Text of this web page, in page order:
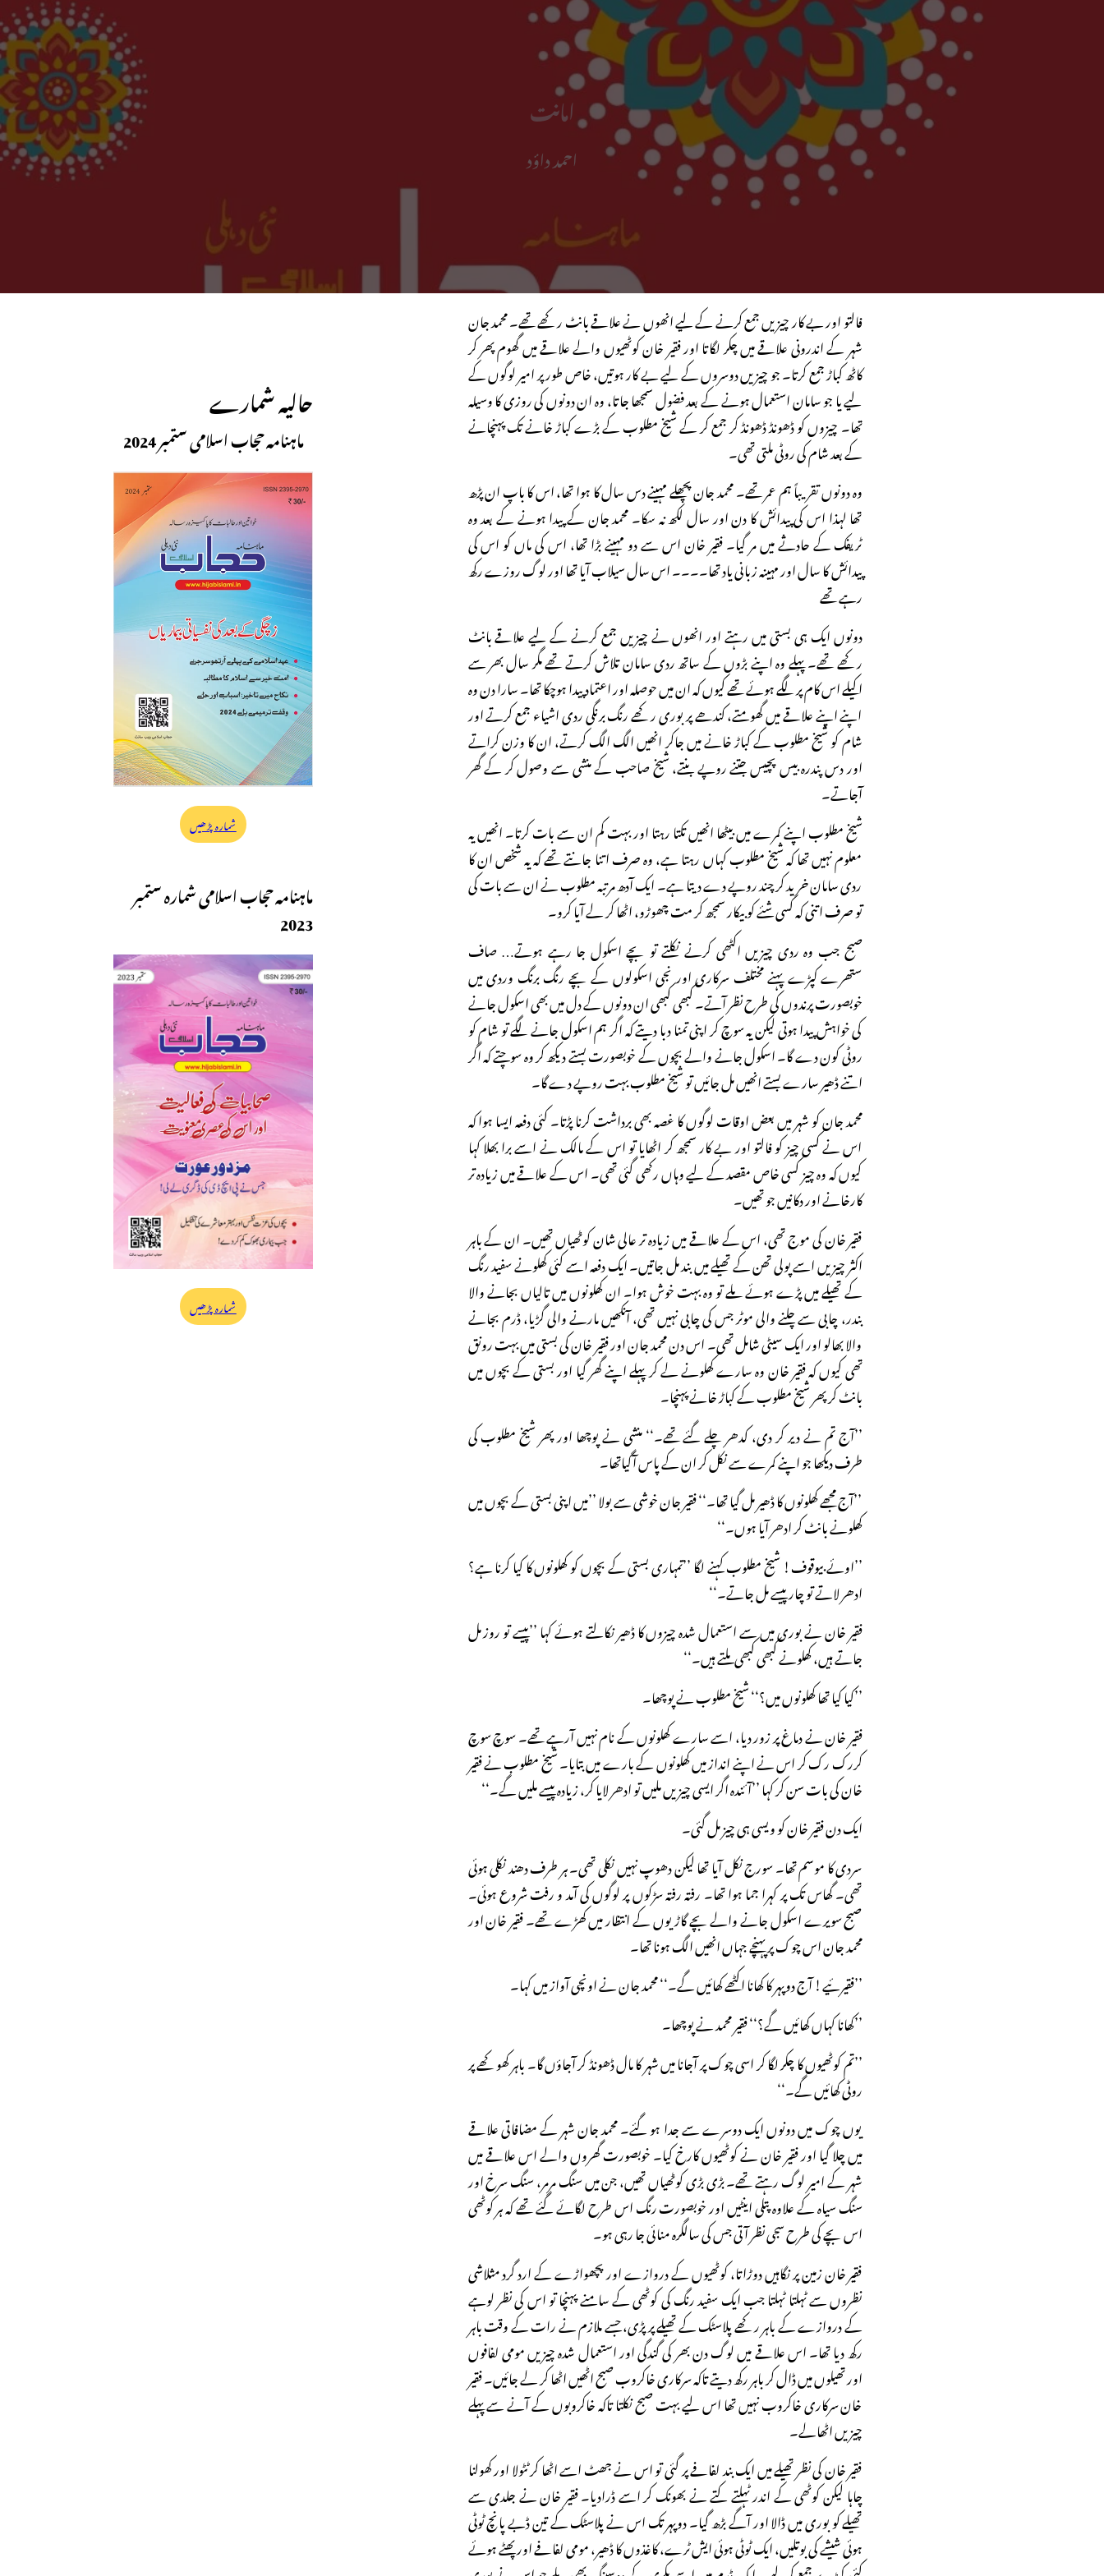
امانت
احمد داؤد
فالتو اور بے کار چیزیں جمع کرنے کے لیے انھوں نے علاقے بانٹ رکھے تھے۔ محمد جان
شہر کے اندرونی علاقے میں چکر لگاتا اور فقیر خان کوٹھیوں والے علاقے میں گھوم پھر کر
کاٹھ کباڑ جمع کرتا۔ جو چیزیں دوسروں کے لیے بے کار ہوتیں، خاص طور پر امیر لوگوں کے
لیے یا جو سامان استعمال ہونے کے بعد فضول سمجھا جاتا، وہ ان دونوں کی روزی کا وسیلہ
تھا۔ چیزوں کو ڈھونڈ ڈھونڈ کر جمع کر کے شیخ مطلوب کے بڑے کباڑ خانے تک پہنچانے
کے بعد شام کی روٹی ملتی تھی۔
وہ دونوں تقریباً ہم عمر تھے۔ محمد جان پچھلے مہینے دس سال کا ہوا تھا، اس کا باپ ان پڑھ
تھا لہذا اس کی پیدائش کا دن اور سال لکھ نہ سکا۔ محمد جان کے پیدا ہونے کے بعد وہ
ٹریفک کے حادثے میں مر گیا۔ فقیر خان اس سے دو مہینے بڑا تھا، اس کی ماں کو اس کی
پیدائش کا سال اور مہینہ زبانی یاد تھا۔۔۔۔ اس سال سیلاب آیا تھا اور لوگ روزے رکھ
رہے تھے
دونوں ایک ہی بستی میں رہتے اور انھوں نے چیزیں جمع کرنے کے لیے علاقے بانٹ
رکھے تھے۔ پہلے وہ اپنے بڑوں کے ساتھ ردی سامان تلاش کرتے تھے مگر سال بھر سے
اکیلے اس کام پر لگے ہوئے تھے کیوں کہ ان میں حوصلہ اور اعتماد پیدا ہوچکا تھا۔ سارا دن وہ
اپنے اپنے علاقے میں گھومتے، کندھے پر بوری رکھے رنگ برنگی ردی اشیاء جمع کرتے اور
شام کو شیخ مطلوب کے کباڑ خانے میں جاکر انھیں الگ الگ کرتے، ان کا وزن کراتے
اور دس پندرہ بیس پچیس جتنے روپے بنتے، شیخ صاحب کے منشی سے وصول کر کے گھر
آجاتے۔
شیخ مطلوب اپنے کمرے میں بیٹھا انھیں تکتا رہتا اور بہت کم ان سے بات کرتا۔ انھیں یہ
معلوم نہیں تھا کہ شیخ مطلوب کہاں رہتا ہے، وہ صرف اتنا جانتے تھے کہ یہ شخص ان کا
ردی سامان خرید کر چند روپے دے دیتا ہے۔ ایک آدھ مرتبہ مطلوب نے ان سے بات کی
تو صرف اتنی کہ کسی شئے کو بیکار سمجھ کر مت چھوڑو، اٹھا کر لے آیا کرو۔
صبح جب وہ ردی چیزیں اکٹھی کرنے نکلتے تو بچے اسکول جا رہے ہوتے… صاف
ستھرے کپڑے پہنے مختلف سرکاری اور نجی اسکولوں کے بچے رنگ برنگ وردی میں
خوبصورت پرندوں کی طرح نظر آتے۔ کبھی کبھی ان دونوں کے دل میں بھی اسکول جانے
کی خواہش پیدا ہوتی لیکن یہ سوچ کر اپنی تمنا دبا دیتے کہ اگر ہم اسکول جانے لگے تو شام کو
روٹی کون دے گا۔ اسکول جانے والے بچوں کے خوبصورت بستے دیکھ کر وہ سوچتے کہ اگر
اتنے ڈھیر سارے بستے انھیں مل جائیں تو شیخ مطلوب بہت روپے دے گا۔
محمد جان کو شہر میں بعض اوقات لوگوں کا غصہ بھی برداشت کرنا پڑتا۔ کئی دفعہ ایسا ہوا کہ
اس نے کسی چیز کو فالتو اور بے کار سمجھ کر اٹھایا تو اس کے مالک نے اسے برا بھلا کہا
کیوں کہ وہ چیز کسی خاص مقصد کے لیے وہاں رکھی گئی تھی۔ اس کے علاقے میں زیادہ تر
کارخانے اور دکانیں جو تھیں۔
فقیر خان کی موج تھی، اس کے علاقے میں زیادہ تر عالی شان کوٹھیاں تھیں۔ ان کے باہر
اکثر چیزیں اسے پولی تھن کے تھیلے میں بند مل جاتیں۔ ایک دفعہ اسے کئی کھلونے سفید رنگ
کے تھیلے میں پڑے ہوئے ملے تو وہ بہت خوش ہوا۔ ان کھلونوں میں تالیاں بجانے والا
بندر، چابی سے چلنے والی موٹر جس کی چابی نہیں تھی، آنکھیں مارنے والی گڑیا، ڈرم بجانے
والا بھالو اور ایک سیٹی شامل تھی۔ اس دن محمد جان اور فقیر خان کی بستی میں بہت رونق
تھی کیوں کہ فقیر خان وہ سارے کھلونے لے کر پہلے اپنے گھر گیا اور بستی کے بچوں میں
بانٹ کر پھر شیخ مطلوب کے کباڑ خانے پہنچا۔
’’آج تم نے دیر کر دی، کدھر چلے گئے تھے۔‘‘ منشی نے پوچھا اور پھر شیخ مطلوب کی
طرف دیکھا جو اپنے کمرے سے نکل کر ان کے پاس آگیاتھا۔
’’آج مجھے کھلونوں کا ڈھیر مل گیا تھا۔‘‘ فقیر جان خوشی سے بولا ’’میں اپنی بستی کے بچوں میں
کھلونے بانٹ کر ادھر آیا ہوں۔‘‘
’’اوئے بیوقوف! شیخ مطلوب کہنے لگا ’’تمہاری بستی کے بچوں کو کھلونوں کا کیا کرنا ہے؟
ادھر لاتے تو چار پیسے مل جاتے۔‘‘
فقیر خان نے بوری میں سے استعمال شدہ چیزوں کا ڈھیر نکالتے ہوئے کہا ’’پیسے تو روز مل
جاتے ہیں، کھلونے کبھی کبھی ملتے ہیں۔‘‘
’’کیا کیا تھا کھلونوں میں؟‘‘ شیخ مطلوب نے پوچھا۔
فقیر خان نے دماغ پر زور دیا، اسے سارے کھلونوں کے نام نہیں آرہے تھے۔ سوچ سوچ
کررک رک کر اس نے اپنے انداز میں کھلونوں کے بارے میں بتایا۔ شیخ مطلوب نے فقیر
خان کی بات سن کر کہا ’’آئندہ اگر ایسی چیزیں ملیں تو ادھر لایا کر، زیادہ پیسے ملیں گے۔‘‘
ایک دن فقیر خان کو ویسی ہی چیز مل گئی۔
سردی کا موسم تھا۔ سورج نکل آیا تھا لیکن دھوپ نہیں نکلی تھی۔ ہر طرف دھند نکلی ہوئی
تھی۔ گھاس تک پر کہرا جما ہوا تھا۔ رفتہ رفتہ سڑکوں پر لوگوں کی آمد و رفت شروع ہوئی۔
صبح سویرے اسکول جانے والے بچے گاڑیوں کے انتظار میں کھڑے تھے۔ فقیر خان اور
محمد جان اس چوک پر پہنچے جہاں انھیں الگ ہونا تھا۔
’’فقیرئیے! آج دوپہر کا کھانا اکٹھے کھائیں گے۔‘‘ محمد جان نے اونچی آواز میں کہا۔
’’کھانا کہاں کھائیں گے؟‘‘ فقیر محمد نے پوچھا۔
’’تم کوٹھیوں کا چکر لگا کر اسی چوک پر آجانا میں شہر کا مال ڈھونڈ کر آجاؤں گا۔ باہر کھوکھے پر
روٹی کھائیں گے۔‘‘
یوں چوک میں دونوں ایک دوسرے سے جدا ہو گئے۔ محمد جان شہر کے مضافاتی علاقے
میں چلا گیا اور فقیر خان نے کوٹھیوں کارخ کیا۔ خوبصورت گھروں والے اس علاقے میں
شہر کے امیر لوگ رہتے تھے۔ بڑی بڑی کوٹھیاں تھیں، جن میں سنگ مرمر، سنگ سرخ اور
سنگ سیاہ کے علاوہ پتلی اینٹیں اور خوبصورت رنگ اس طرح لگائے گئے تھے کہ ہر کوٹھی
اس بچے کی طرح سجی نظر آتی جس کی سالگرہ منائی جا رہی ہو۔
فقیر خان زمین پر نگاہیں دوڑاتا، کوٹھیوں کے دروازے اور پچھواڑے کے ارد گرد مثلاشی
نظروں سے ٹہلتا ٹہلتا جب ایک سفید رنگ کی کوٹھی کے سامنے پہنچا تو اس کی نظر لوہے
کے دروازے کے باہر رکھے پلاسٹک کے تھیلے پر پڑی، جسے ملازم نے رات کے وقت باہر
رکھ دیا تھا۔ اس علاقے میں لوگ دن بھر کی گندگی اور استعمال شدہ چیزیں مومی لفافوں
اور تھیلوں میں ڈال کر باہر رکھ دیتے تاکہ سرکاری خاکروب صبح اٹھیں اٹھا کر لے جائیں۔ فقیر
خان سرکاری خاکروب نہیں تھا اس لیے بہت صبح نکلتا تاکہ خاکروبوں کے آنے سے پہلے
چیزیں اٹھالے۔
فقیر خان کی نظر تھیلے میں ایک بند لفافے پر گئی تو اس نے جھٹ اسے اٹھا کر ٹٹولا اور کھولنا
چاہا لیکن کوٹھی کے اندر ٹہلتے کتے نے بھونک کر اسے ڈرادیا۔ فقیر خان نے جلدی سے
تھیلے کو بوری میں ڈالا اور آگے بڑھ گیا۔ دوپہر تک اس نے پلاسٹک کے تین ڈبے پانچ ٹوٹی
ہوئی شیشے کی بوتلیں، ایک ٹوٹی ہوئی ایش ٹرے، کاغذوں کا ڈھیر، مومی لفافے اور پھٹے ہوئے
حالیہ شمارے
ماہنامہ حجاب اسلامی ستمبر 2024
شمارہ پڑھیں
ماہنامہ حجاب اسلامی شمارہ ستمبر
2023
شمارہ پڑھیں